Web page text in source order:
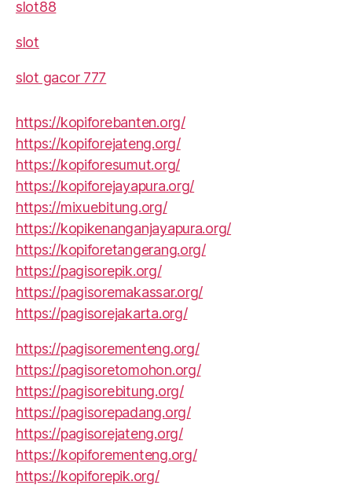
slot88
slot
slot gacor 777
https://kopiforebanten.org/
https://kopiforejateng.org/
https://kopiforesumut.org/
https://kopiforejayapura.org/
https://mixuebitung.org/
https://kopikenanganjayapura.org/
https://kopiforetangerang.org/
https://pagisorepik.org/
https://pagisoremakassar.org/
https://pagisorejakarta.org/
https://pagisorementeng.org/
https://pagisoretomohon.org/
https://pagisorebitung.org/
https://pagisorepadang.org/
https://pagisorejateng.org/
https://kopiforementeng.org/
https://kopiforepik.org/